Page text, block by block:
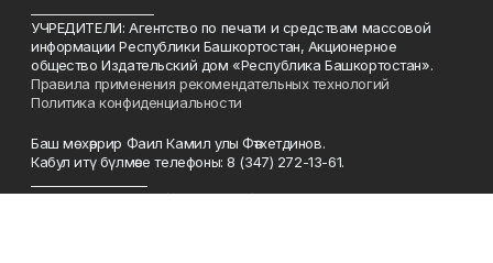
УЧРЕДИТЕЛИ: Агентство по печати и средствам массовой
информации Республики Башкортостан, Акционерное
общество Издательский дом «Республика Башкортостан».
Правила применения рекомендательных технологий
Политика конфиденциальности
Баш мөхәррир Фаил Камил улы Фәтхетдинов.
Кабул итү бүлмәсе телефоны: 8 (347) 272-13-61.
Главный редактор: Фатхтдинов Фаил Камилович.